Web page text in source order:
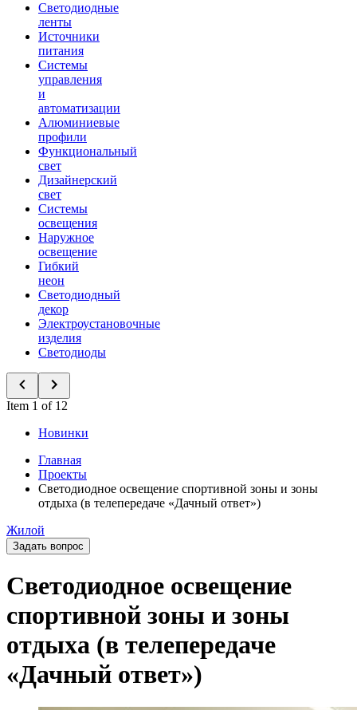
Светодиодные
ленты
Источники
питания
Системы
управления
и
автоматизации
Алюминиевые
профили
Функциональный
свет
Дизайнерский
свет
Системы
освещения
Наружное
освещение
Гибкий
неон
Светодиодный
декор
Электроустановочные
изделия
Светодиоды
Item 1 of 12
Новинки
Главная
Проекты
Светодиодное освещение спортивной зоны и зоны
отдыха (в телепередаче «Дачный ответ»)
Жилой
Задать вопрос
Светодиодное освещение
спортивной зоны и зоны
отдыха (в телепередаче
«Дачный ответ»)